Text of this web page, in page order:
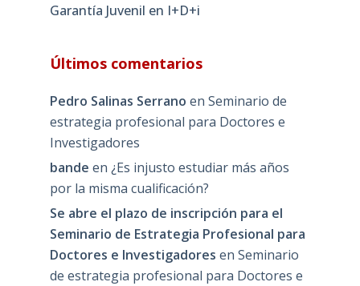
Garantía Juvenil en I+D+i
Últimos comentarios
Pedro Salinas Serrano en Seminario de
estrategia profesional para Doctores e
Investigadores
bande en ¿Es injusto estudiar más años
por la misma cualificación?
Se abre el plazo de inscripción para el
Seminario de Estrategia Profesional para
Doctores e Investigadores en Seminario
de estrategia profesional para Doctores e